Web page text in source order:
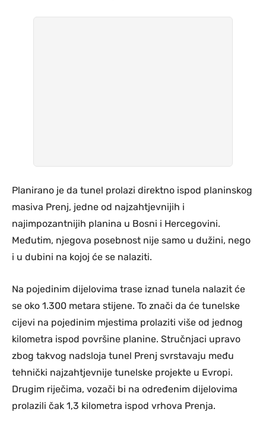
Planirano je da tunel prolazi direktno ispod planinskog
masiva Prenj, jedne od najzahtjevnijih i
najimpozantnijih planina u Bosni i Hercegovini.
Međutim, njegova posebnost nije samo u dužini, nego
i u dubini na kojoj će se nalaziti.
Na pojedinim dijelovima trase iznad tunela nalazit će
se oko 1.300 metara stijene. To znači da će tunelske
cijevi na pojedinim mjestima prolaziti više od jednog
kilometra ispod površine planine. Stručnjaci upravo
zbog takvog nadsloja tunel Prenj svrstavaju među
tehnički najzahtjevnije tunelske projekte u Evropi.
Drugim riječima, vozači bi na određenim dijelovima
prolazili čak 1,3 kilometra ispod vrhova Prenja.